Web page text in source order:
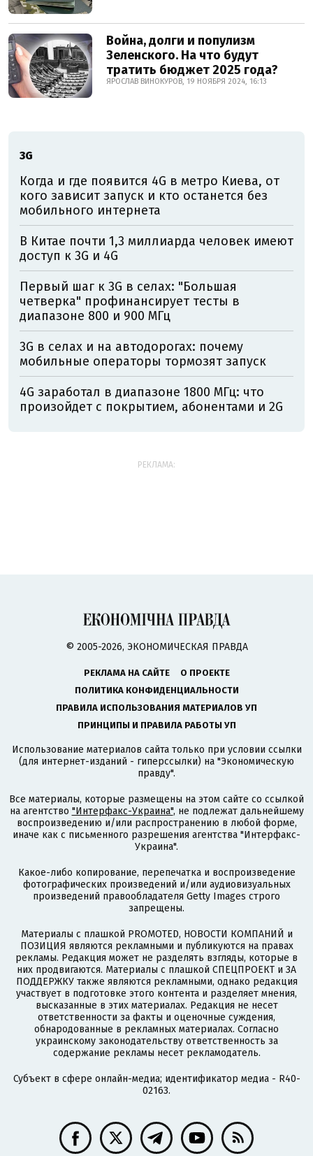
Война, долги и популизм
Зеленского. На что будут
тратить бюджет 2025 года?
ЯРОСЛАВ ВИНОКУРОВ, 19 НОЯБРЯ 2024, 16:13
3G
Когда и где появится 4G в метро Киева, от
кого зависит запуск и кто останется без
мобильного интернета
В Китае почти 1,3 миллиарда человек имеют
доступ к 3G и 4G
Первый шаг к 3G в селах: "Большая
четверка" профинансирует тесты в
диапазоне 800 и 900 МГц
3G в селах и на автодорогах: почему
мобильные операторы тормозят запуск
4G заработал в диапазоне 1800 МГц: что
произойдет с покрытием, абонентами и 2G
РЕКЛАМА:
© 2005-2026, ЭКОНОМИЧЕСКАЯ ПРАВДА
РЕКЛАМА НА САЙТЕ
О ПРОЕКТЕ
ПОЛИТИКА КОНФИДЕНЦИАЛЬНОСТИ
ПРАВИЛА ИСПОЛЬЗОВАНИЯ МАТЕРИАЛОВ УП
ПРИНЦИПЫ И ПРАВИЛА РАБОТЫ УП
Использование материалов сайта только при условии ссылки
(для интернет-изданий - гиперссылки) на "Экономическую
правду".
Все материалы, которые размещены на этом сайте со ссылкой
на агентство "Интерфакс-Украина", не подлежат дальнейшему
воспроизведению и/или распространению в любой форме,
иначе как с письменного разрешения агентства "Интерфакс-
Украина".
Какое-либо копирование, перепечатка и воспроизведение
фотографических произведений и/или аудиовизуальных
произведений правообладателя Getty Images строго
запрещены.
Материалы с плашкой PROMOTED, НОВОСТИ КОМПАНИЙ и
ПОЗИЦИЯ являются рекламными и публикуются на правах
рекламы. Редакция может не разделять взгляды, которые в
них продвигаются. Материалы с плашкой СПЕЦПРОЕКТ и ЗА
ПОДДЕРЖКУ также являются рекламными, однако редакция
участвует в подготовке этого контента и разделяет мнения,
высказанные в этих материалах. Редакция не несет
ответственности за факты и оценочные суждения,
обнародованные в рекламных материалах. Согласно
украинскому законодательству ответственность за
содержание рекламы несет рекламодатель.
Субъект в сфере онлайн-медиа; идентификатор медиа - R40-
02163.